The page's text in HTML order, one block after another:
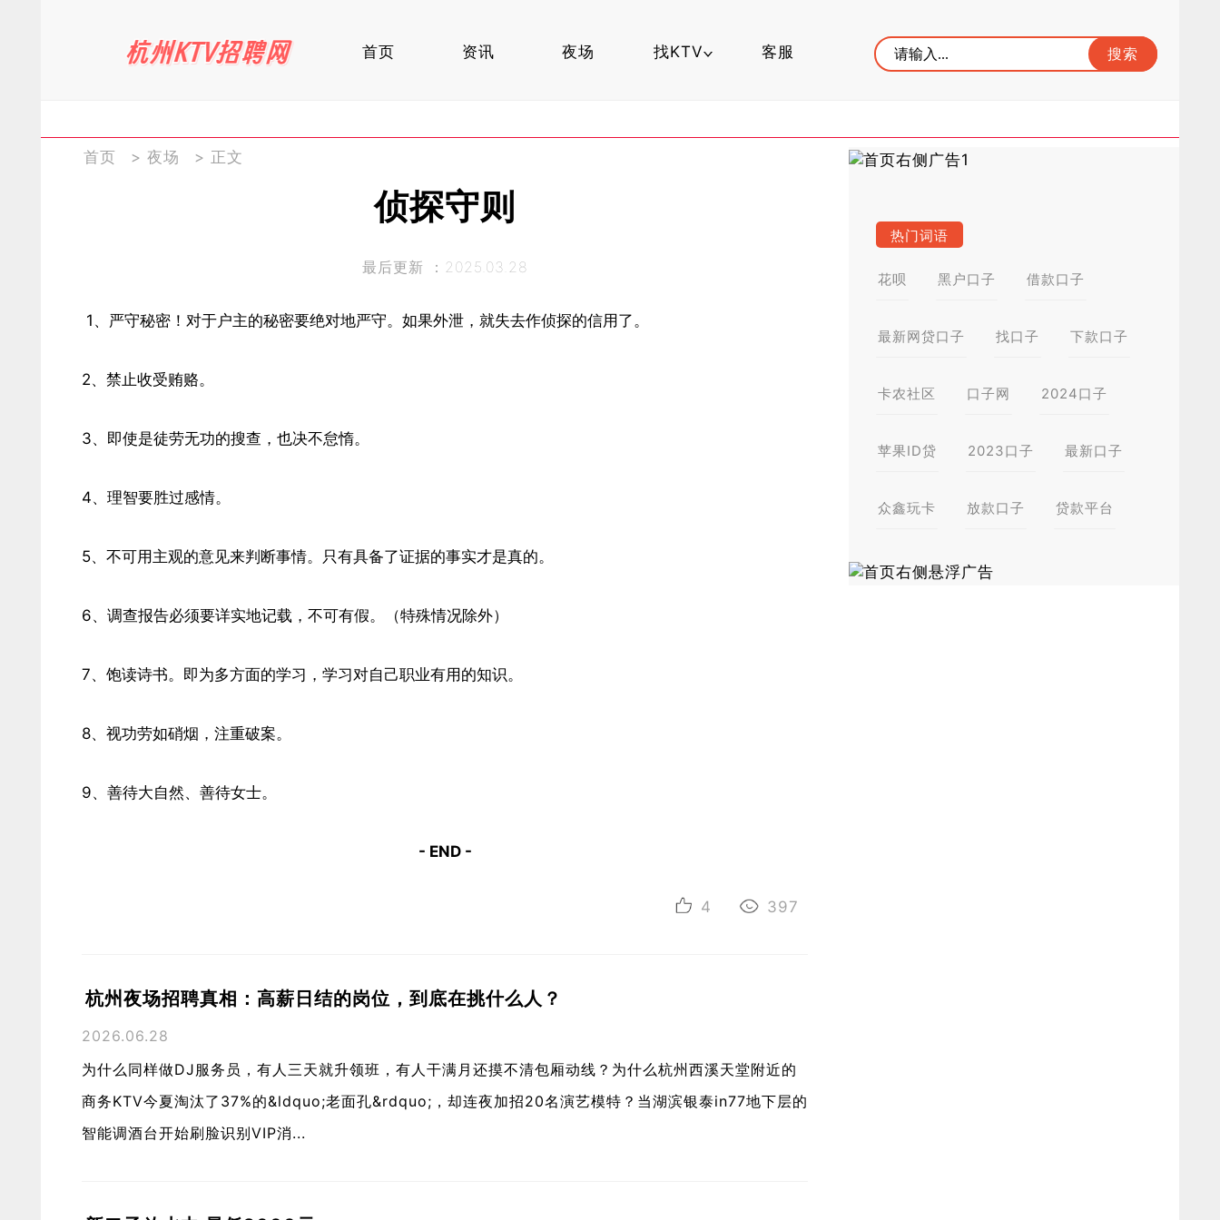
首页 资讯 夜场 找KTV 客服
首页 > 夜场 > 正文
侦探守则
最后更新 ：2025.03.28
1、严守秘密！对于户主的秘密要绝对地严守。如果外泄，就失去作侦探的信用了。
2、禁止收受贿赂。
3、即使是徒劳无功的搜查，也决不怠惰。
4、理智要胜过感情。
5、不可用主观的意见来判断事情。只有具备了证据的事实才是真的。
6、调查报告必须要详实地记载，不可有假。（特殊情况除外）
7、饱读诗书。即为多方面的学习，学习对自己职业有用的知识。
8、视功劳如硝烟，注重破案。
9、善待大自然、善待女士。
- END -
397
4
杭州夜场招聘真相：高薪日结的岗位，到底在挑什么人？
2026.06.28
为什么同样做DJ服务员，有人三天就升领班，有人干满月还摸不清包厢动线？为什么杭州西溪天堂附近的
商务KTV今夏淘汰了37%的&ldquo;老面孔&rdquo;，却连夜加招20名演艺模特？当湖滨银泰in77地下层的
智能调酒台开始刷脸识别VIP消...
热门词语
花呗 黑户口子 借款口子
最新网贷口子 找口子 下款口子
卡农社区 口子网 2024口子
苹果ID贷 2023口子 最新口子
众鑫玩卡 放款口子 贷款平台